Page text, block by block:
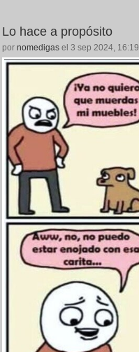
Lo hace a propósito
por nomedigas el 3 sep 2024, 16:19